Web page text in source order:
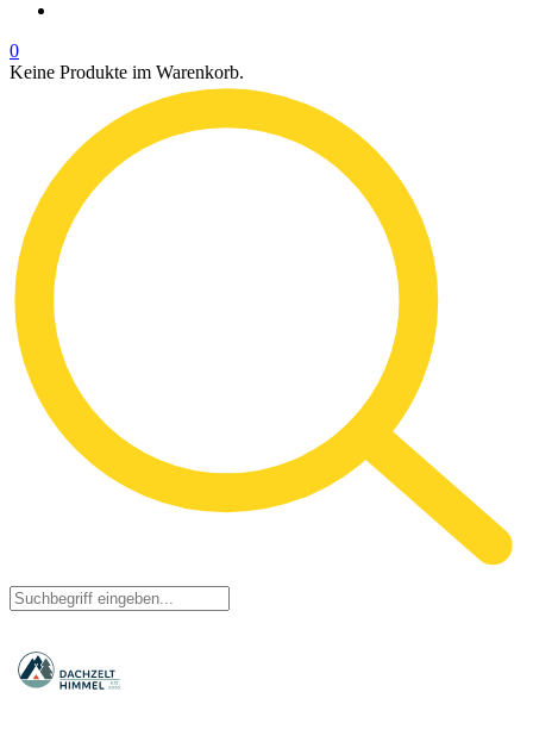
0
Keine Produkte im Warenkorb.